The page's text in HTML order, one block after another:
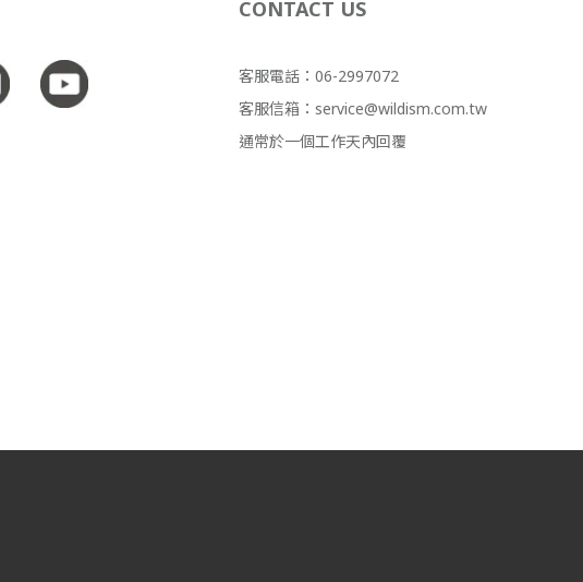
CONTACT US
客服電話：06-2997072
客服信箱：service@wildism.com.tw
通常於一個工作天內回覆